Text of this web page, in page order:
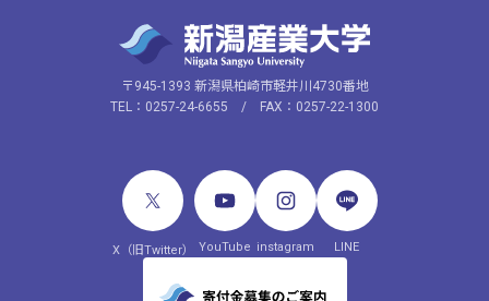
〒945-1393 新潟県柏崎市軽井川4730番地
TEL：0257-24-6655 / FAX：0257-22-1300
X（旧Twitter） YouTube instagram LINE